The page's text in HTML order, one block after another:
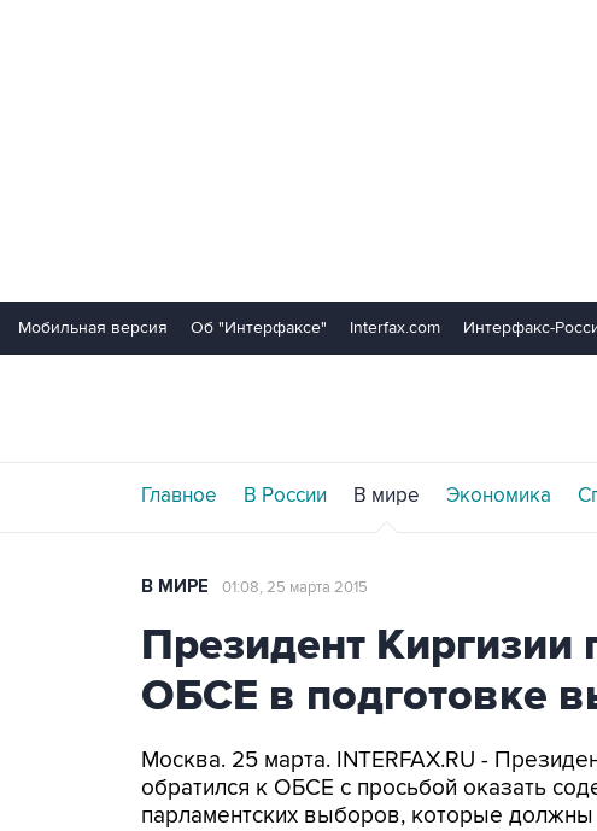
Мобильная версия Об "Интерфаксе" Interfax.com Интерфакс-
Главное В России В мире Экономика
В МИРЕ 01:08, 25 марта 2015
Президент Киргизии
ОБСЕ в подготовке
Москва. 25 марта. INTERFAX.RU -
обратился к ОБСЕ с просьбой оказать
парламентских выборов, которые должны